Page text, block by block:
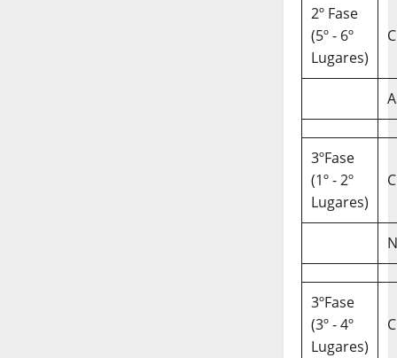
2º Fase
(5º - 6º
Lugares)
3ºFase
(1º - 2º
Lugares)
3ºFase
(3º - 4º
Lugares)